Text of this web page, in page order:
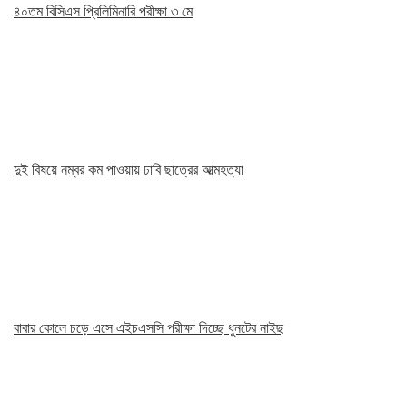
৪০তম বিসিএস প্রিলিমিনারি পরীক্ষা ৩ মে
দুই বিষয়ে নম্বর কম পাওয়ায় ঢাবি ছাত্রের আত্মহত্যা
বাবার কোলে চড়ে এসে এইচএসসি পরীক্ষা দিচ্ছে ধুনটের নাইছ